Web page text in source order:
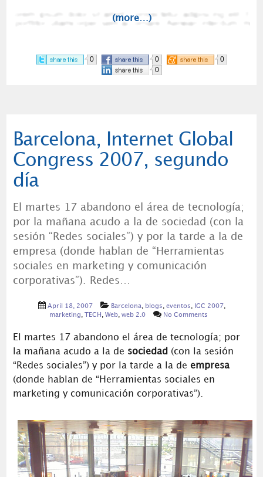
(more…)
0 0
0
0
Barcelona, Internet Global
Congress 2007, segundo
día
El martes 17 abandono el área de tecnología;
por la mañana acudo a la de sociedad (con la
sesión “Redes sociales”) y por la tarde a la de
empresa (donde hablan de “Herramientas
sociales en marketing y comunicación
corporativas”). Redes…
April 18, 2007 Barcelona blogs eventos IGC 2007
marketing
TECH Web web 2.0 No Comments
El martes 17 abandono el área de tecnología; por
la mañana acudo a la de sociedad (con la sesión
“Redes sociales”) y por la tarde a la de empresa
(donde hablan de “Herramientas sociales en
marketing y comunicación corporativas”).